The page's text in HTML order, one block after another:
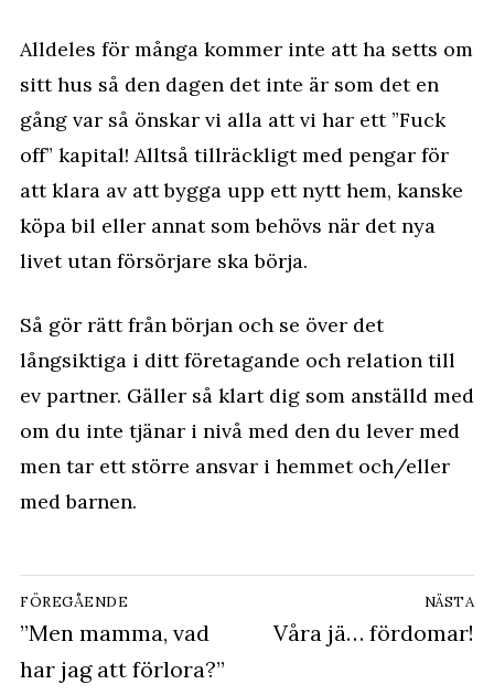
Alldeles för många kommer inte att ha setts om
sitt hus så den dagen det inte är som det en
gång var så önskar vi alla att vi har ett ”Fuck
off” kapital! Alltså tillräckligt med pengar för
att klara av att bygga upp ett nytt hem, kanske
köpa bil eller annat som behövs när det nya
livet utan försörjare ska börja.
Så gör rätt från början och se över det
långsiktiga i ditt företagande och relation till
ev partner. Gäller så klart dig som anställd med
om du inte tjänar i nivå med den du lever med
men tar ett större ansvar i hemmet och/eller
med barnen.
Inläggsnavigering
FÖREGÅENDE
Föregående
inlägg:
”Men mamma, vad
har jag att förlora?”
NÄSTA
Nästa
Våra jä… fördomar!